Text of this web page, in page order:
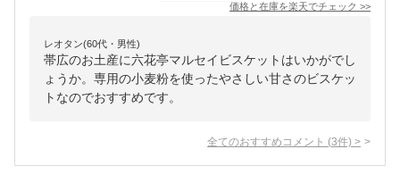
価格と在庫を楽天でチェック >>
レオタン(60代・男性)
帯広のお土産に六花亭マルセイビスケットはいかがでし
ょうか。専用の小麦粉を使ったやさしい甘さのビスケッ
トなのでおすすめです。
全てのおすすめコメント (3件) >